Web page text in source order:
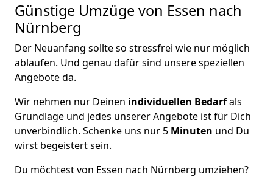
Günstige Umzüge von Essen nach
Nürnberg
Der Neuanfang sollte so stressfrei wie nur möglich
ablaufen. Und genau dafür sind unsere speziellen
Angebote da.
Wir nehmen nur Deinen individuellen Bedarfals
Grundlage und jedes unserer Angebote ist für Dich
unverbindlich. Schenke uns nur 5 Minuten und Du
wirst begeistert sein.
Du möchtest von Essen nach Nürnberg umziehen?